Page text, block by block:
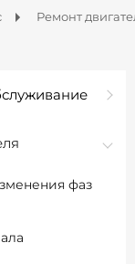
Ремонт
фаз